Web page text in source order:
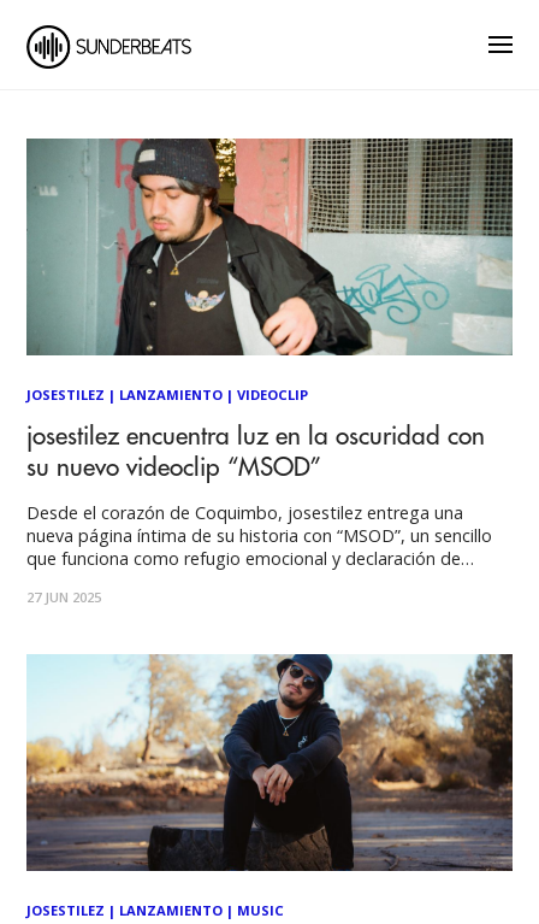
JOSESTILEZ | LANZAMIENTO |VIDEOCLIP
josestilez encuentra luz en la oscuridad con
su nuevo videoclip “MSOD”
Desde el corazón de Coquimbo, josestilez entrega una
nueva página íntima de su historia con “MSOD”, un sencillo
que funciona como refugio emocional y declaración de
videoclip que lo acompaña, lleno de pequeños momentos
27 JUN 2025
JOSESTILEZ | LANZAMIENTO | MUSIC